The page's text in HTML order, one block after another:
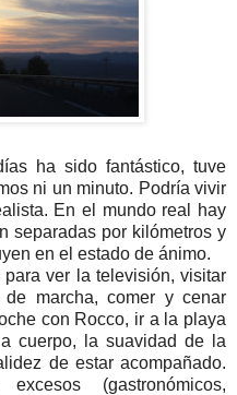
ha sido fantástico, tuve
ni un minuto. Podría vivir
En el mundo real hay
separadas por kilómetros y
en el estado de ánimo.
ver la televisión, visitar
marcha, comer y cenar
con Rocco, ir a la playa
cuerpo, la suavidad de la
de estar acompañado.
(gastronómicos,